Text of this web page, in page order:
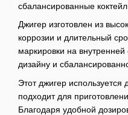
сбалансированные
Джигер изготовлен из
коррозии и длительный
маркировки на
дизайну и
Этот джигер используется
подходит для
Благодаря удобной